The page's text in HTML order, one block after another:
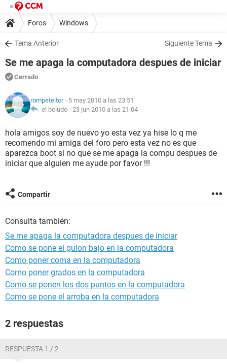
Foros Windows
Tema Anterior Siguiente Tema
Se me apaga la computadora despues de iniciar
Cerrado
rompeteitor- 5 may 2010 a las 23:51
el boludo - 23 jun 2010 a las 21:04
hola amigos soy de nuevo yo esta vez ya hise lo q me
recomendo mi amiga del foro pero esta vez no es que
aparezca boot si no que se me apaga la compu despues de
iniciar que alguien me ayude por favor !!!
Compartir
Consulta también:
Se me apaga la computadora despues de iniciar
Como se pone el guion bajo en la computadora
Como poner coma en la computadora
Como poner grados en la computadora
Como se ponen los dos puntos en la computadora
Como se pone el arroba en la computadora
2 respuestas
RESPUESTA 1 / 2